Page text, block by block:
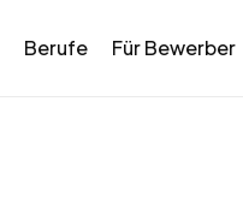
Berufe Für Bewerber